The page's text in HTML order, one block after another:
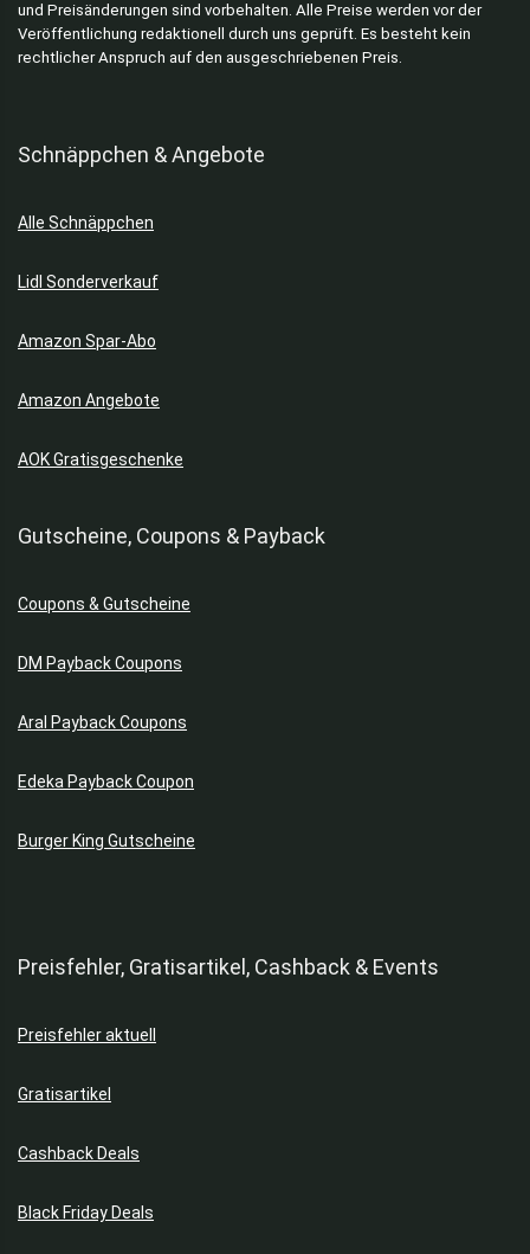
Küchenhelfer
Küchenmaschinen
Mäntel
Nike Schuhe
Pullover & Sweatshirts
Rucksack
Smartwatches
Sport
Taschen
Uhren
Alle Kategorien
und Preisänderungen sind vorbehalten. Alle Preise werden vor der
Veröffentlichung redaktionell durch uns geprüft. Es besteht kein
rechtlicher Anspruch auf den ausgeschriebenen Preis.
Schnäppchen & Angebote
Alle Schnäppchen
Lidl Sonderverkauf
Amazon Spar-Abo
Amazon Angebote
AOK Gratisgeschenke
Gutscheine, Coupons & Payback
Coupons & Gutscheine
DM Payback Coupons
Aral Payback Coupons
Edeka Payback Coupon
Burger King Gutscheine
Preisfehler, Gratisartikel, Cashback & Events
Preisfehler aktuell
Gratisartikel
Cashback Deals
Black Friday Deals